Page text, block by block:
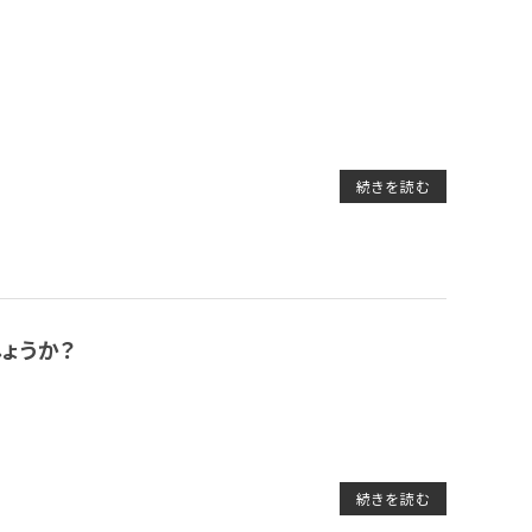
続きを読む
うか？
続きを読む